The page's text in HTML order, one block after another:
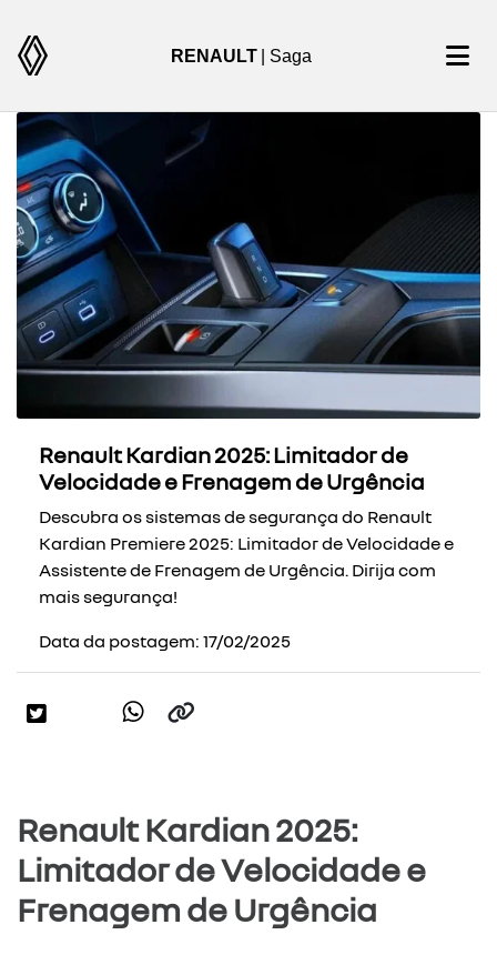
RENAULT | Saga
Renault Kardian 2025: Limitador de
Velocidade e Frenagem de Urgência
Descubra os sistemas de segurança do Renault
Kardian Premiere 2025: Limitador de Velocidade e
Assistente de Frenagem de Urgência. Dirija com
mais segurança!
Data da postagem: 17/02/2025
Renault Kardian 2025:
Limitador de Velocidade e
Frenagem de Urgência